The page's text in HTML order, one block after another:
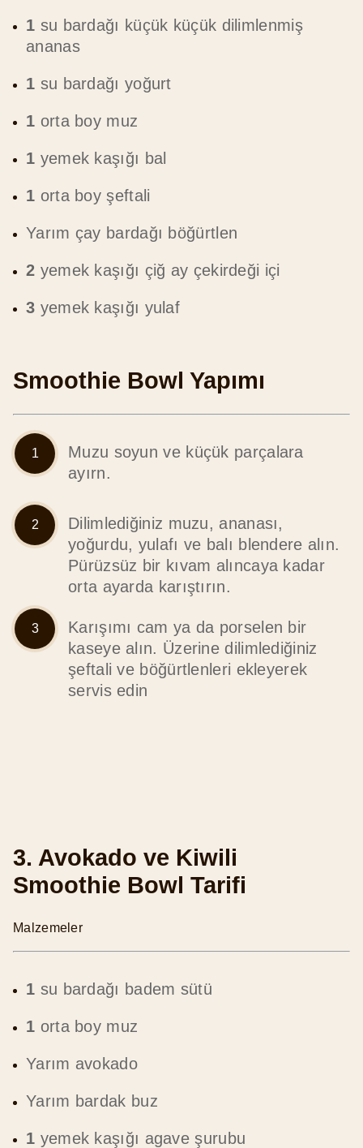
1 su bardağı küçük küçük dilimlenmiş
ananas
1 su bardağı yoğurt
1 orta boy muz
1 yemek kaşığı bal
1 orta boy şeftali
Yarım çay bardağı böğürtlen
2 yemek kaşığı çiğ ay çekirdeği içi
3 yemek kaşığı yulaf
Smoothie Bowl Yapımı
Muzu soyun ve küçük parçalara
ayırn.
Dilimlediğiniz muzu, ananası,
yoğurdu, yulafı ve balı blendere alın.
Pürüzsüz bir kıvam alıncaya kadar
orta ayarda karıştırın.
Karışımı cam ya da porselen bir
kaseye alın. Üzerine dilimlediğiniz
şeftali ve böğürtlenleri ekleyerek
servis edin
3. Avokado ve Kiwili
Smoothie Bowl Tarifi
Malzemeler
1 su bardağı badem sütü
1 orta boy muz
Yarım avokado
Yarım bardak buz
1 yemek kaşığı agave şurubu